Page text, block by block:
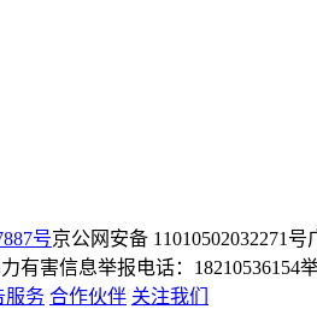
号京公网安备 11010502032271号
有害信息举报电话：18210536154
服务 合作伙伴 关注我们